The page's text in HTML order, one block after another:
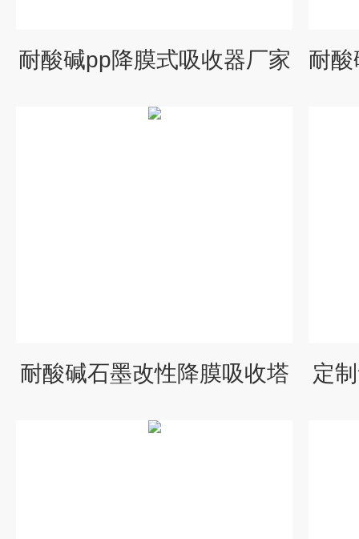
耐酸碱pp降膜式吸收器厂家
耐酸碱石墨改性降膜吸收塔 定